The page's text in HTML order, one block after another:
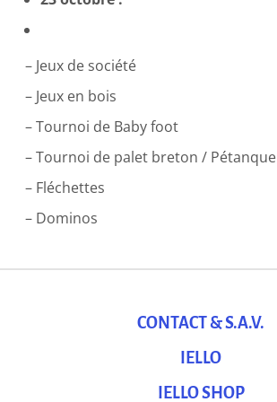
– Jeux de société
– Jeux en bois
– Tournoi de Baby foot
– Tournoi de palet breton / Pétanque
– Fléchettes
– Dominos
CONTACT & S.A.V.
IELLO
IELLO SHOP